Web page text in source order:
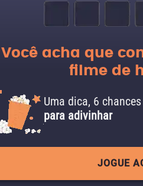
Você acha que
filme de
Uma dica, 6
para adivinhar
JOGUE